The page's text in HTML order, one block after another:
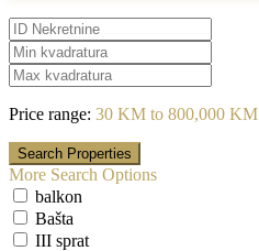
Price range: 30 KM to 800,000 KM
More Search Options
balkon
Bašta
III sprat